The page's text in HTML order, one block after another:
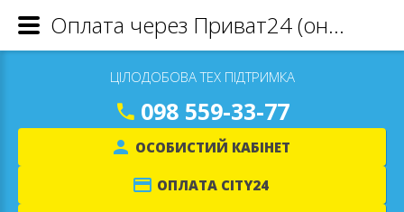
ЦІЛОДОБОВА ТЕХ ПІДТРИМКА
098 559-33-77
ОСОБИСТИЙ КАБІНЕТ
ОПЛАТА CITY24
Оплата через Приват24 (онлайн)